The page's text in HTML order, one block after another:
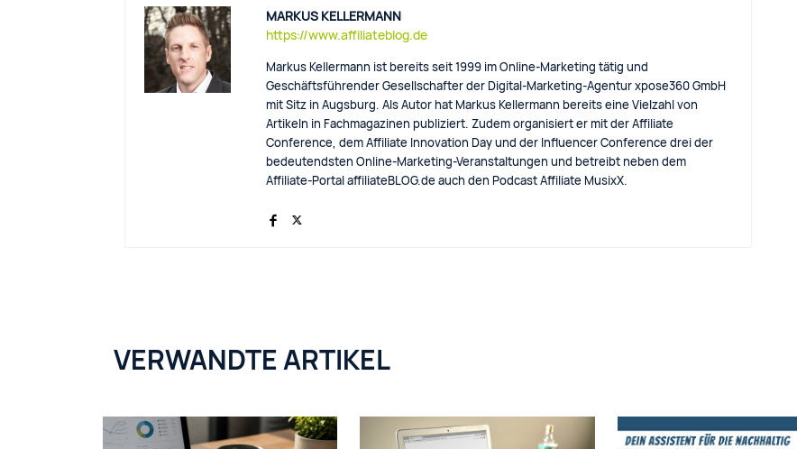
MARKUS KELLERMANN
https://www.affiliateblog.de
Markus Kellermann ist bereits seit 1999 im Online-Marketing tätig und
Geschäftsführender Gesellschafter der Digital-Marketing-Agentur xpose360 GmbH
mit Sitz in Augsburg. Als Autor hat Markus Kellermann bereits eine Vielzahl von
Artikeln in Fachmagazinen publiziert. Zudem organisiert er mit der Affiliate
Conference, dem Affiliate Innovation Day und der Influencer Conference drei der
bedeutendsten Online-Marketing-Veranstaltungen und betreibt neben dem
Affiliate-Portal affiliateBLOG.de auch den Podcast Affiliate MusixX.
VERWANDTE ARTIKEL